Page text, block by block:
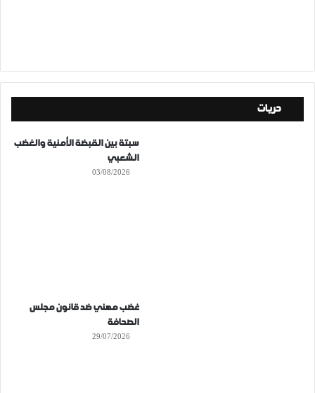
حريات
سبتة بين القبضة الأمنية والغضب
الشعبي
03/08/2026
غضب مهني ضد قانون مجلس
الصحافة
29/07/2026